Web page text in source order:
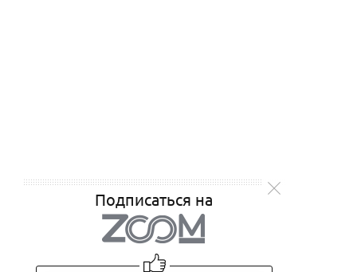
Подписаться на